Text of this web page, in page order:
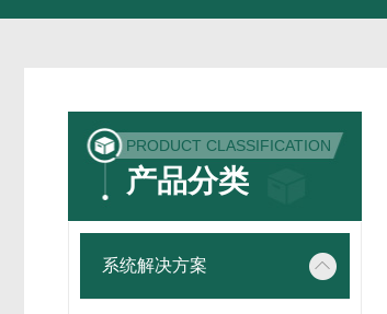
PRODUCT CLASSIFICATION
产品分类
系统解决方案